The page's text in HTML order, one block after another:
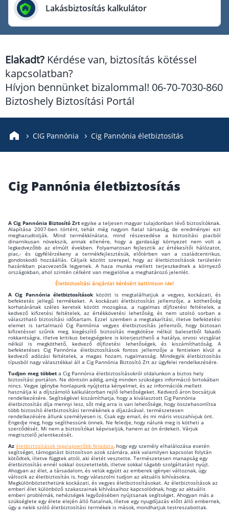
Kapcsolat
Bejelentkezés
Genertel Biztosító
Groupama Biztosító
KÖBE Biztosító Egyesület
Mondial Assistance Biztosító
Posta Biztosító
Signal Biztosító
Union Biztosító
Vienna Life Biztosító
Biztosítási hírek
Gépjárműs hírek
Lakásbiztosítás kalkulátor
Elakadt? Kérdése van, biztosítás kötéssel
kapcsolatban?
Hívjon bennünket bizalommal! 06-70-7030-860
Biztoshely Biztosítási Portál
CIG Pannónia Cig Pannónia életbiztosítás
Cig Pannónia életbiztosítás
A Cig Pannónia Biztosító Zrt egyike a teljesen magyar tulajdonban lévő biztosítóknak.
Alapítása 2007-ben történt, tehát még nagyon fiatal társaság, de eredményei ezt
meghazudtolják. Mind termékkínálata, mind részesedése a biztosítási piacból
dinamikusan növekszik, annak ellenére, hogy a gardasági környezet nem volt a
legkedvezőbb az elmúlt években. Folyamatosan fejlesztik az értékesítői hálózatot,
piac,- és ügyfélérzékeny a termékfejlesztésük, előtérben van a családcentrikus,
gondoskodó hozzáállás. Céljaik között szerepel, hogy az életbiztosítások területén
hazánkban piacvezetők legyenek. A haza munka mellett terjeszkednek a környező
országokban, ahol szintén célként van megjelölve a meghatározó jelenlét.
Életbiztosítási árajánlat kérésért kattintson ide!
A Cig Pannónia életbiztosítások között is megtalálhatjuk a vegyes, kockázati, és
befektetés jellegű termékeket. A kockázati életbiztosítás jellemzője, a köthetőség
korhatárának széles keretek között mozogása, a rugalmas díjfizetési feltételek, a
kedvező kifizetési feltételek, az értékkövetési lehetőség, és nem utolsó sorban a
választható biztosítási időtartam. Ezzel szemben a megtakarítási, illetve befektetési
elemet is tartalmazó Cig Pannónia vegyes életbiztosítás jellemzői, hogy biztosan
kifizetéssel szűnik meg, kiegészítő biztosítás megkötése nélkül balesetből fakadó
rokkantságra, illetve kritikus betegségekre is kiterjeszthető a hatálya, orvosi vizsgálat
nélkül is megköthető, kedvező díjfizetési lehetőségek, és kiszámíthatóság. A
befektetéses Cig Pannónia életbiztosítások fontos jellemzője a fentieken kívül a
kedvező adózási feltételek, a magas hozam, rugalmasság. Mindegyik életbiztosítás
típusból nagy választékkal áll a Cig Pannónia Biztosító Zrt az ügyfelei rendelkezésére.
Tudjon meg többet a Cig Pannónia életbiztosításokról oldalunkon a biztos hely
biztosítási portálon. Ne döntsön addig, amíg minden szükséges információ birtokában
nincs. Vegye igénybe honlapunk nyújtotta kényelmet, és az információk mellett
használja ki a díjszámoló kalkulátorban rejlő lehetőségeket. Kedvező áron bocsátjuk
rendelkezésére. Segítségével kiszámíthatja, hogy a kiválasztott Cig Pannónia
életbiztosítás díja mennyi lesz, sőt még arra is van lehetősége, hogy összehasonlítsa
több biztosító életbiztosítási termékének a díjazásával. természetesen
rendelkezésére állunk személyesen is. Csak egy email, és mi máris visszahívjuk önt.
Engedje meg, hogy segíthessünk önnek. Ne feledje, hogy nálunk meg is kötheti a
szerződését. Mi nem a biztosítókat képviseljük, hanem az ön érdekeit. Várjuk
megtisztelő jelentkezését.
Az életbiztosítások legalapvetőbb feladata, hogy egy személy elhalálozása esetén
segítséget, támogatást biztosítson azok számára, akik valamilyen kapcsolat folytán
kötődtek, illetve függtek attól, aki életét vesztette. Természetesen manapság egy
életbiztosítás ennél sokkal összetettebb, illetve sokkal tágabb szolgáltatást nyújt.
Ahogyan az élet, a társadalom, és velük együtt az emberek igényei változnak, úgy
változik az életbiztosítás is, hogy válaszolni tudjon az aktuális kihívásokra.
Megkülönböztethetünk kockázati, és vegyes életbiztosításokat. Az életbiztosítások az
emberi élet különböző szakaszainak kihívásaihoz kapcsolódnak, hogy az aktuális
emberi problémák, nehézségek legyőzésében nyújtsanak segítséget. Ahogyan más a
szükséglete egy élete elején álló fiatalnak, illetve egy nyugdíjazás előtt álló embernek,
úgy a nekik szóló életbiztosítási termékek is mások, mondhatjuk testreszabottak.